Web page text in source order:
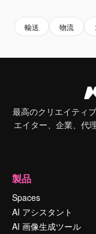
輸送 物流
最高のクリエイティ
エイター、企業、代
製品
Spaces
AI アシスタント
AI 画像生成ツール